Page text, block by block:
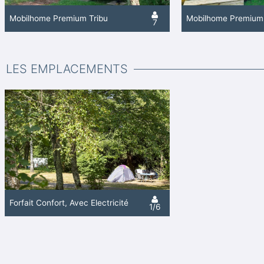
Mobilhome Premium Tribu 7 Mobilhome Premium
LES EMPLACEMENTS
Forfait Confort, Avec Électricité 1/6